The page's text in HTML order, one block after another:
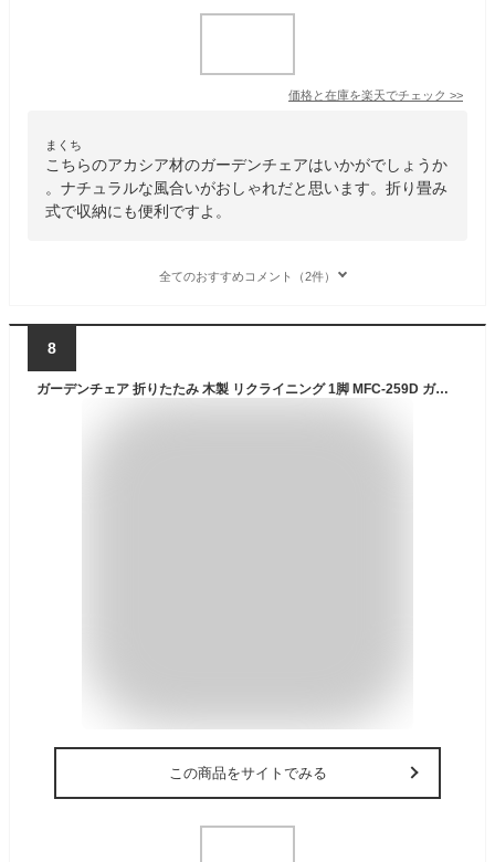
価格と在庫を楽天でチェック >>
まくち
こちらのアカシア材のガーデンチェアはいかがでしょうか
。ナチュラルな風合いがおしゃれだと思います。折り畳み
式で収納にも便利ですよ。
全てのおすすめコメント（2件）
8
ガーデンチェア 折りたたみ 木製 リクライニング 1脚 MFC-259D ガーデンファニチャー 折りたたみ いす イス 椅子 おしゃれ 山善 YAMAZEN ガーデンマスター 【送料無料】
この商品をサイトでみる